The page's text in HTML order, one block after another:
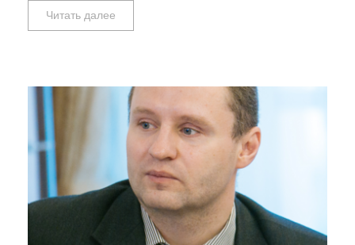
Читать далее